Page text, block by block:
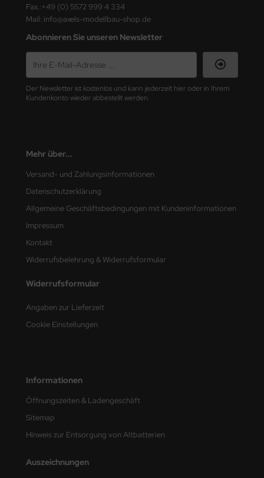
Fax.:+49 (0) 5572 999 4 334
Mail: info@axels-modellbau-shop.de
Abonnieren Sie unseren Newsletter
Der Newsletter ist kostenlos und kann jederzeit hier oder in Ihrem
Kundenkonto wieder abbestellt werden.
Mehr über...
Versand- und Zahlungsinformationen
Datenschutzerklärung
Allgemeine Geschäftsbedingungen mit Kundeninformationen
Impressum
Kontakt
Widerrufsbelehrung & Widerrufsformular
Widerrufsformular
Angaben zur Lieferzeit
Cookie Einstellungen
Informationen
Öffnungszeiten & Ladengeschäft
Sitemap
Hinweis zur Entsorgung von Altbatterien
Auszeichnungen